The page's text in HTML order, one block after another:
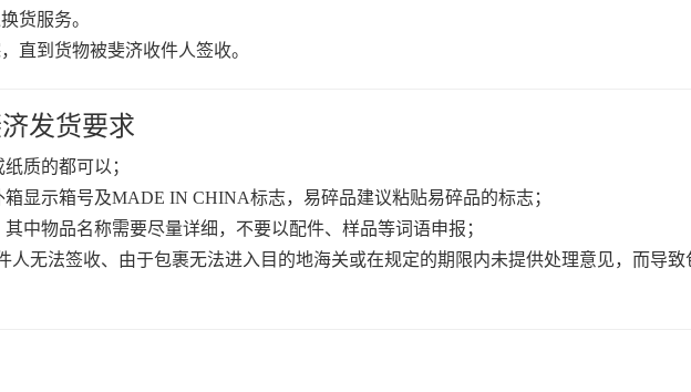
货服务。
直到货物被斐济收件人签收。
发货要求
质的都可以；
显示箱号及MADE IN CHINA标志，易碎品建议粘贴易碎品的标志；
中物品名称需要尽量详细，不要以配件、样品等词语申报；
人无法签收、由于包裹无法进入目的地海关或在规定的期限内未提供处理意见，而导